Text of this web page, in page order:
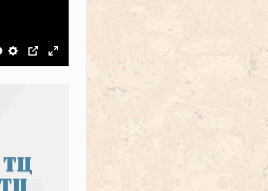
Настройки
PIP На весь экран